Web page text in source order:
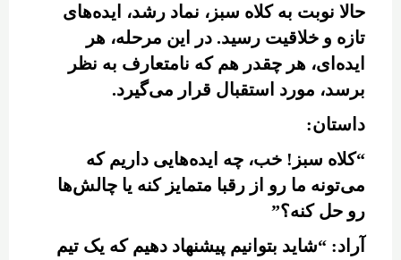
حالا نوبت به کلاه سبز، نماد رشد، ایده‌های
تازه و خلاقیت رسید. در این مرحله، هر
ایده‌ای، هر چقدر هم که نامتعارف به نظر
برسد، مورد استقبال قرار می‌گیرد.
داستان:
“کلاه سبز! خب، چه ایده‌هایی داریم که
می‌تونه ما رو از رقبا متمایز کنه یا چالش‌ها
رو حل کنه؟”
آراد: “شاید بتوانیم پیشنهاد دهیم که یک تیم